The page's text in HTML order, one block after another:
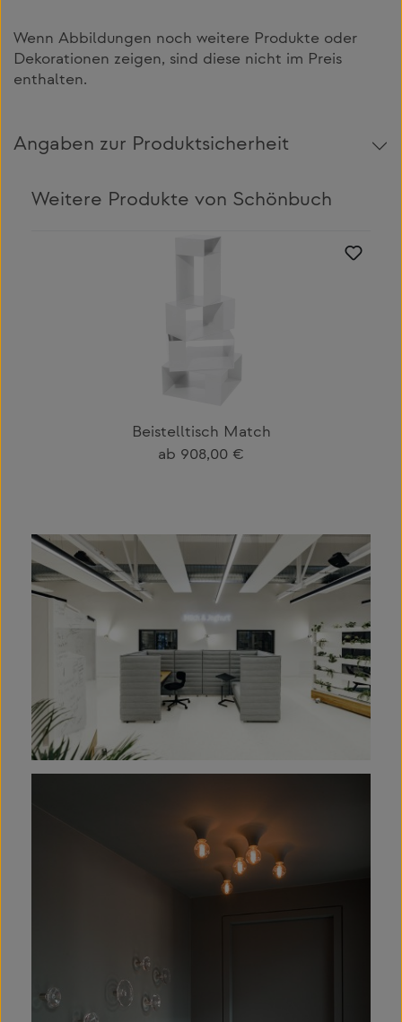
Wenn Abbildungen noch weitere Produkte oder
Dekorationen zeigen, sind diese nicht im Preis
enthalten.
Angaben zur Produktsicherheit
Weitere Produkte von Schönbuch
Produktgalerie überspringen
Beistelltisch Match
Regulärer Preis:
ab 908,00 €